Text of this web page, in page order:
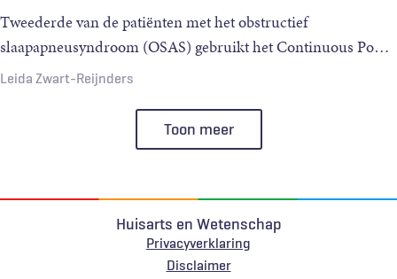
Tweederde van de patiënten met het obstructief
slaapapneusyndroom (OSAS) gebruikt het Continuous Po…
Leida Zwart-Reijnders
Toon meer
Huisarts en Wetenschap
Privacyverklaring
Voet
Disclaimer